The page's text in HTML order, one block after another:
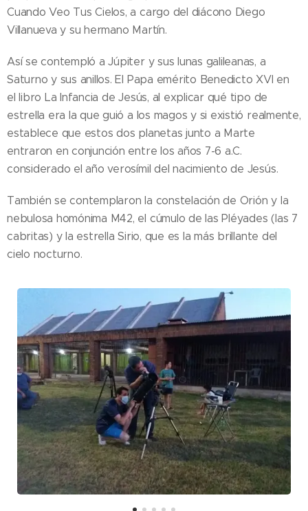
Cuando Veo Tus Cielos, a cargo del diácono Diego
Villanueva y su hermano Martín.
Así se contempló a Júpiter y sus lunas galileanas, a
Saturno y sus anillos. El Papa emérito Benedicto XVI en
el libro La Infancia de Jesús, al explicar qué tipo de
estrella era la que guió a los magos y si existió realmente,
establece que estos dos planetas junto a Marte
entraron en conjunción entre los años 7-6 a.C.
considerado el año verosímil del nacimiento de Jesús.
También se contemplaron la constelación de Orión y la
nebulosa homónima M42, el cúmulo de las Pléyades (las 7
cabritas) y la estrella Sirio, que es la más brillante del
cielo nocturno.